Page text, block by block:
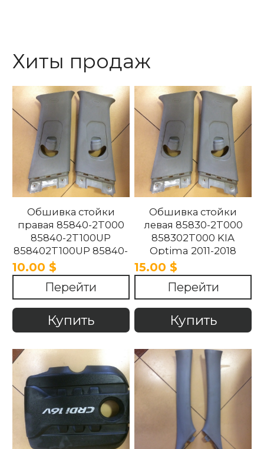
Хиты продаж
Обшивка стойки
правая 85840-2T000
85840-2T100UP
858402T100UP 85840-
2T100UP KIA Optima
2011-2018
10.00 $
Перейти
Купить
Обшивка стойки
левая 85830-2T000
858302T000 KIA
Optima 2011-2018
15.00 $
Перейти
Купить